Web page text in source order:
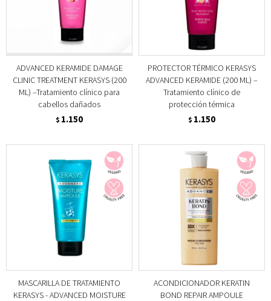
ADVANCED KERAMIDE DAMAGE
CLINIC TREATMENT KERASYS (200
ML) –Tratamiento clínico para
cabellos dañados
$ 1.150
PROTECTOR TÉRMICO KERASYS
ADVANCED KERAMIDE (200 ML) –
Tratamiento clínico de
protección térmica
$ 1.150
MASCARILLA DE TRATAMIENTO
KERASYS - ADVANCED MOISTURE
ACONDICIONADOR KERATIN
BOND REPAIR AMPOULE